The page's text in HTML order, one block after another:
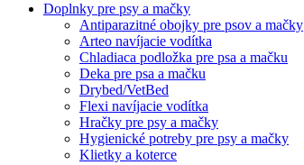
Doplnky pre psy a mačky
Antiparazitné obojky pre psov a mačky
Arteo navíjacie vodítka
Chladiaca podložka pre psa a mačku
Deka pre psa a mačku
Drybed/VetBed
Flexi navíjacie vodítka
Hračky pre psy a mačky
Hygienické potreby pre psy a mačky
Klietky a koterce